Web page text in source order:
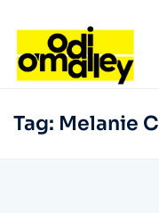
Tag: Melanie C